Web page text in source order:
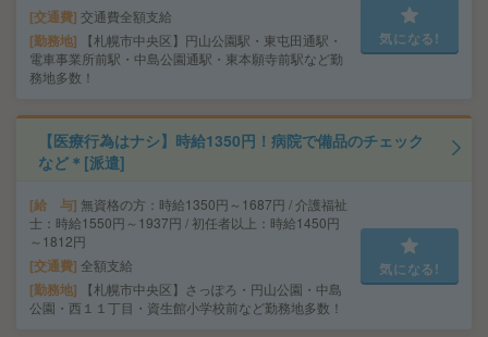
交通費 交通費全額支給
勤務地
【札幌市中央区】円山公園駅・東屯田通駅・
電車事業所前駅・中島公園通駅・東本願寺前駅など勤
務地多数！
気になる!
【医療行為はナシ】時給1350円！病院で備品のチェック
など＊[派遣]
給 与 無資格の方：時給1350円～1687円 / 介護福祉
士：時給1550円～1937円 / 初任者以上：時給1450円
～1812円
交通費 全額支給
勤務地
【札幌市中央区】さっぽろ・円山公園・中島
公園・西１１丁目・資生館小学校前など勤務地多数！
気になる!